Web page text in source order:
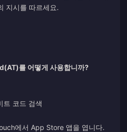
지시를 따르세요.
를 어떻게 사용합니까?
트 코드 검색
에서 App Store 앱을 엽니다.